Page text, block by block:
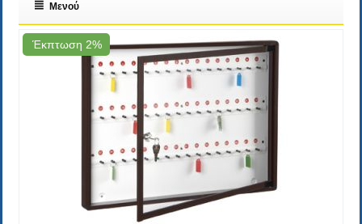
Μενού
Έκπτωση 2%